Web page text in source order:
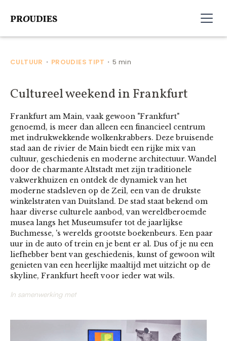
CULTUUR • PROUDIES TIPT •5 min
Cultureel weekend in Frankfurt
Frankfurt am Main, vaak gewoon "Frankfurt"
genoemd, is meer dan alleen een financieel centrum
met indrukwekkende wolkenkrabbers. Deze bruisende
stad aan de rivier de Main biedt een rijke mix van
cultuur, geschiedenis en moderne architectuur. Wandel
door de charmante Altstadt met zijn traditionele
vakwerkhuizen en ontdek de dynamiek van het
moderne stadsleven op de Zeil, een van de drukste
winkelstraten van Duitsland. De stad staat bekend om
haar diverse culturele aanbod, van wereldberoemde
musea langs het Museumsufer tot de jaarlijkse
Buchmesse, 's werelds grootste boekenbeurs. Een paar
uur in de auto of trein en je bent er al. Dus of je nu een
liefhebber bent van geschiedenis, kunst of gewoon wilt
genieten van een heerlijke maaltijd met uitzicht op de
skyline, Frankfurt heeft voor ieder wat wils.
In samenwerking met